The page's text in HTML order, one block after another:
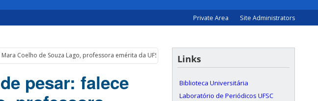
Private Area Site Administrators
Coelho de Souza Lago, professora emérita da UFSC e editora da Revista Estudos Feministas
pesar: falece
Links
Biblioteca Universitária
Laboratório de Periódicos UFSC